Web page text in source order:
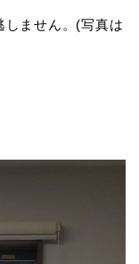
しません。(写真は